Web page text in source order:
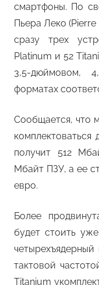
смартфоны. По
Пьера Леко
сразу трех
Platinum и 52
3,5-дюймовом,
форматах
Сообщается, что
получит 512
Мбайт ПЗУ, а ее
евро.
Более
будет стоить
тактовой
Titanium